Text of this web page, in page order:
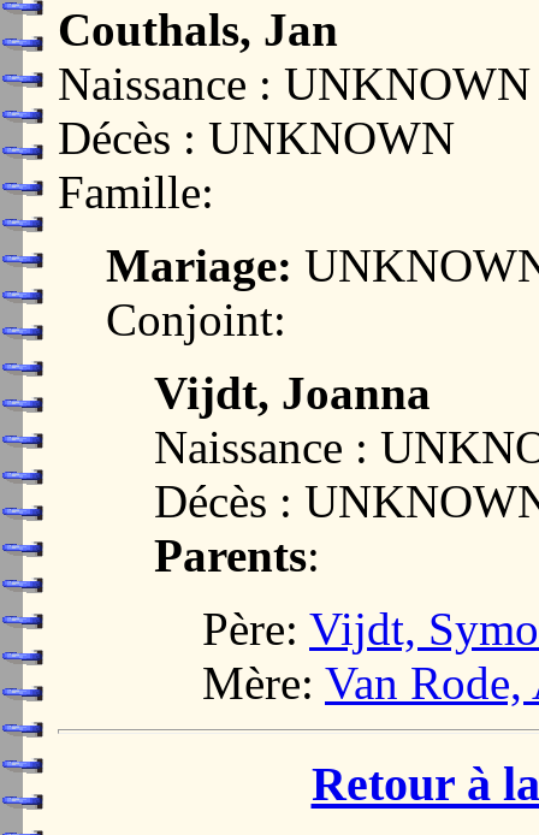
Couthals, Jan
Naissance : UNKNOWN
Décès : UNKNOWN
Famille:
Mariage:
Conjoint:
Vijdt, Joanna
Naissance :
Décès :
Parents:
Père: Vijdt,
Mère: Van Rode,
Retour à